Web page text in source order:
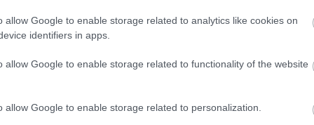
allow Google to enable storage related to analytics like cookies on
identifiers in apps.
allow Google to enable storage related to functionality of the website
allow Google to enable storage related to personalization.
και ξέρουν πάντα τι να πουν και πότε να
να προσαρμόζονται εύκολα σε διαφορετικές
που συχνά τους κάνει να φαίνονται απρόβλεπτοι.
προθέσεις, αλλά στην ικανότητά τους να
όφελός τους. Μπορούν να πείσουν, να επηρεάσουν
χωρίς να το καταλάβει κανείς.